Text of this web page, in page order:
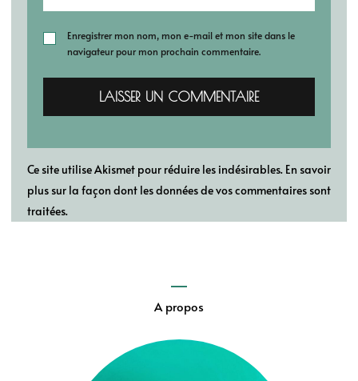
Enregistrer mon nom, mon e-mail et mon site dans le
navigateur pour mon prochain commentaire.
Ce site utilise Akismet pour réduire les indésirables. En savoir
plus sur la façon dont les données de vos commentaires sont
traitées.
A propos